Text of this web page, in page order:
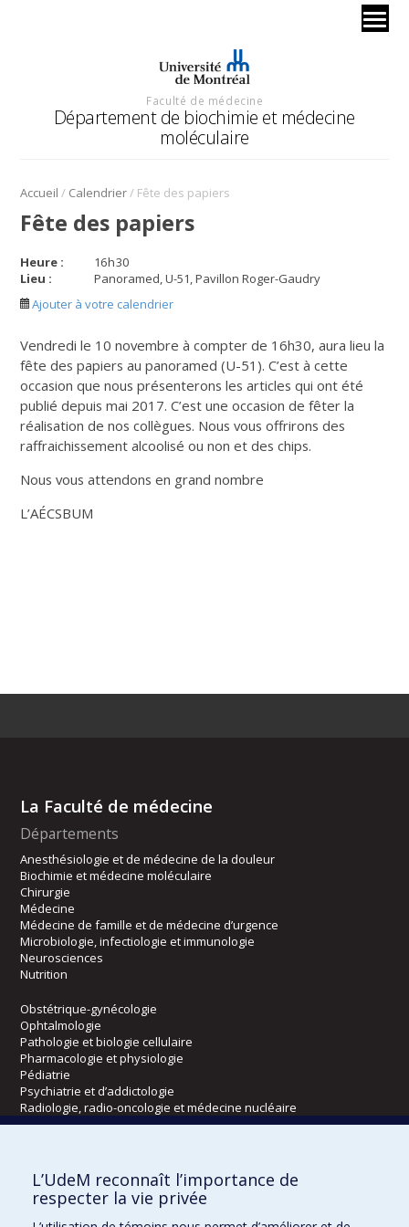
Faculté de médecine
Département de biochimie et médecine
moléculaire
Accueil / Calendrier/ Fête des papiers
Fête des papiers
Heure : 16h30
Lieu :
Panoramed, U-51, Pavillon Roger-Gaudry
Ajouter à votre calendrier
Vendredi le 10 novembre à compter de 16h30, aura lieu la
fête des papiers au panoramed (U-51). C’est à cette
occasion que nous présenterons les articles qui ont été
publié depuis mai 2017. C’est une occasion de fêter la
réalisation de nos collègues. Nous vous offrirons des
raffraichissement alcoolisé ou non et des chips.
Nous vous attendons en grand nombre
L’AÉCSBUM
La Faculté de médecine
Départements
Anesthésiologie et de médecine de la douleur
Biochimie et médecine moléculaire
Chirurgie
Médecine
Médecine de famille et de médecine d’urgence
Microbiologie, infectiologie et immunologie
Neurosciences
Nutrition
Obstétrique-gynécologie
Ophtalmologie
Pathologie et biologie cellulaire
Pharmacologie et physiologie
Pédiatrie
Psychiatrie et d’addictologie
Radiologie, radio-oncologie et médecine nucléaire
Écoles
Kinésiologie et des sciences de l’activité physique
Orthophonie et audiologie
L’UdeM reconnaît l’importance de
respecter la vie privée